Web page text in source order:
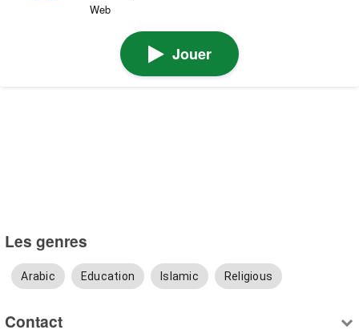
Web
Jouer
Les genres
Arabic Education Islamic Religious
Contact